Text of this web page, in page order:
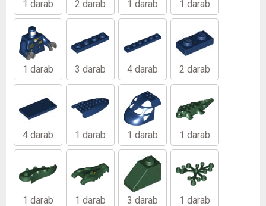
1 darab 2 darab 1 darab 1 darab
1 darab 3 darab 4 darab 2 darab
4 darab 1 darab 1 darab 1 darab
1 darab 1 darab 3 darab 1 darab